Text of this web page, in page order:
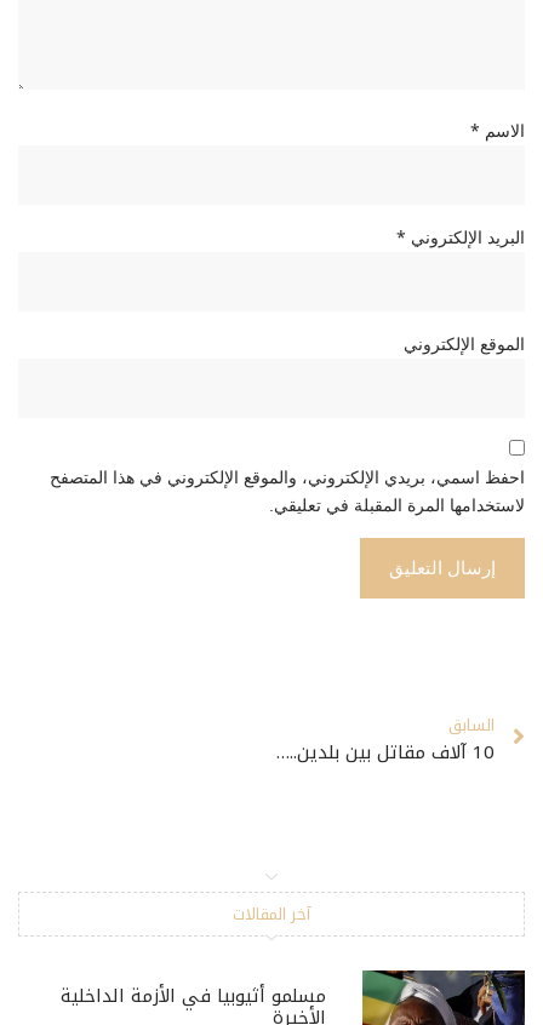
الاسم *
البريد الإلكتروني *
الموقع الإلكتروني
احفظ اسمي، بريدي الإلكتروني، والموقع الإلكتروني في هذا المتصفح
لاستخدامها المرة المقبلة في تعليقي.
السابق
10 آلاف مقاتل بين بلدين.. حقيقة أرقام “داعش” وحجم “الفاعلين والكامنين”
آخر المقالات
مسلمو أثيوبيا في الأزمة الداخلية
الأخيرة